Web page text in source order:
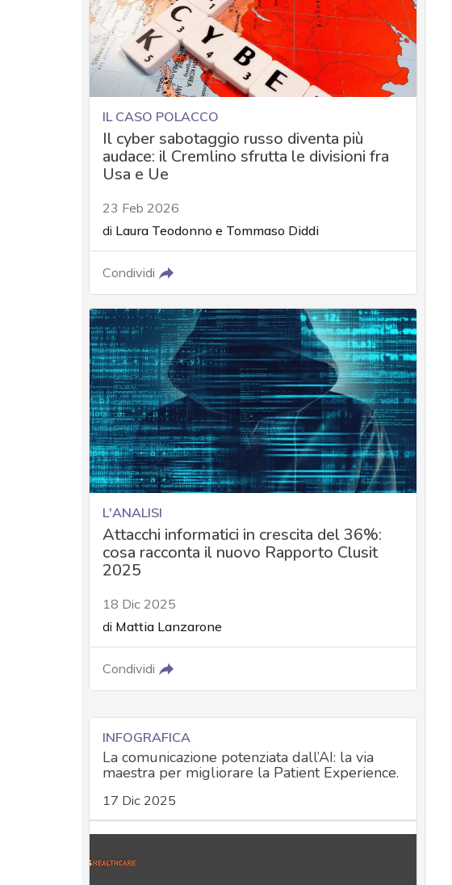
IL CASO POLACCO
Il cyber sabotaggio russo diventa più
audace: il Cremlino sfrutta le divisioni fra
Usa e Ue
23 Feb 2026
di Laura Teodonno e Tommaso Diddi
Condividi
L'ANALISI
Attacchi informatici in crescita del 36%:
cosa racconta il nuovo Rapporto Clusit
2025
18 Dic 2025
di Mattia Lanzarone
Condividi
INFOGRAFICA
La comunicazione potenziata dall’AI: la via
maestra per migliorare la Patient Experience.
17 Dic 2025